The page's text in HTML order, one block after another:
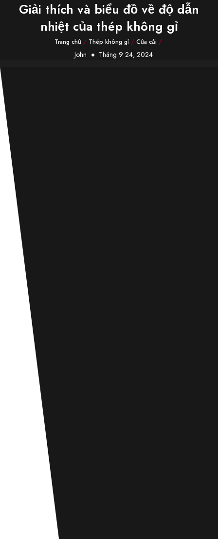
Giải thích và biểu đồ về độ dẫn
nhiệt của thép không gỉ
Trang chủ / Thép không gỉ/ Của cải /
John Tháng 9 24, 2024